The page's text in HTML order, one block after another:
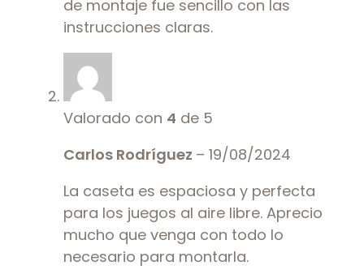
de montaje fue sencillo con las
instrucciones claras.
Valorado con 4 de 5
Carlos Rodríguez – 19/08/2024
La caseta es espaciosa y perfecta
para los juegos al aire libre. Aprecio
mucho que venga con todo lo
necesario para montarla.